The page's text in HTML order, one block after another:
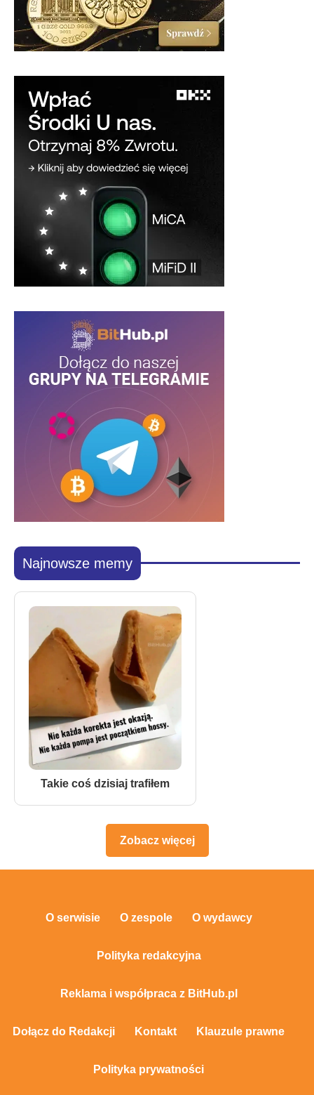
Najnowsze memy
Takie coś dzisiaj trafiłem
Zobacz więcej
O serwisie O zespole O wydawcy
Polityka redakcyjna
Reklama i współpraca z BitHub.pl
Dołącz do Redakcji Kontakt Klauzule prawne
Polityka prywatności